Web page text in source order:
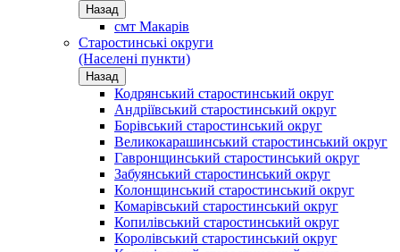
Назад
смт Макарів
Старостинські округи
(Населені пункти)
Назад
Кодрянський старостинський округ
Андріївський старостинський округ
Борівський старостинський округ
Великокарашинський старостинський округ
Гавронщинський старостинський округ
Забуянський старостинський округ
Колонщинський старостинський округ
Комарівський старостинський округ
Копилівський старостинський округ
Королівський старостинський округ